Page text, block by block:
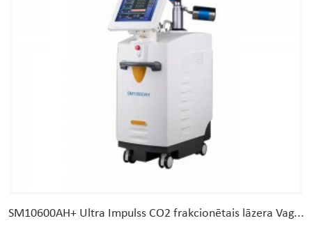
SM10600AH+ Ultra Impulss CO2 frakcionētais lāzera Vag...